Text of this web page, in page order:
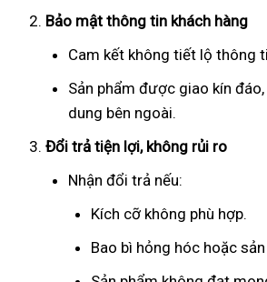
Bảo mật thông tin khách hàng
Cam kết không tiết lộ thông
Sản phẩm được giao kín
dung bên ngoài.
Đổi trả tiện lợi, không rủi ro
Nhận đổi trả nếu:
Kích cỡ không phù hợp.
Bao bì hỏng hóc hoặc